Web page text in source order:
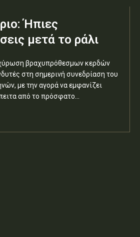
Ήπιες
μετά το ράλι
βραχυπρόθεσμων κερδών
στη σημερινή συνεδρίαση του
με την αγορά να εμφανίζει
από το πρόσφατο...